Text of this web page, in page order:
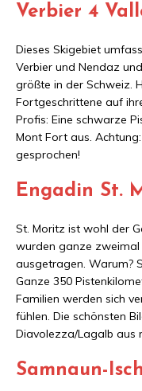
Verbier 4
Dieses Skigebiet
Verbier und Nendaz
größte in der Schweiz.
Fortgeschrittene auf
Profis: Eine schwarze
Mont Fort aus.
gesprochen!
Engadin St.
St. Moritz ist wohl der
wurden ganze zweimal
ausgetragen. Warum?
Ganze 350
Familien werden sich
fühlen. Die schönsten
Diavolezza/Lagalb aus
Samnaun-